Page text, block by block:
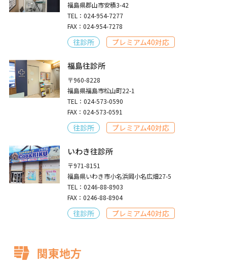
福島県郡山市安積3-42
TEL：024-954-7277
FAX：024-954-7278
往診所 プレミアム40対応
福島往診所
〒960-8228
福島県福島市松山町22-1
TEL：024-573-0590
FAX：024-573-0591
往診所 プレミアム40対応
いわき往診所
〒971-8151
福島県いわき市小名浜岡小名広畑27-5
TEL：0246-88-8903
FAX：0246-88-8904
往診所 プレミアム40対応
関東地方